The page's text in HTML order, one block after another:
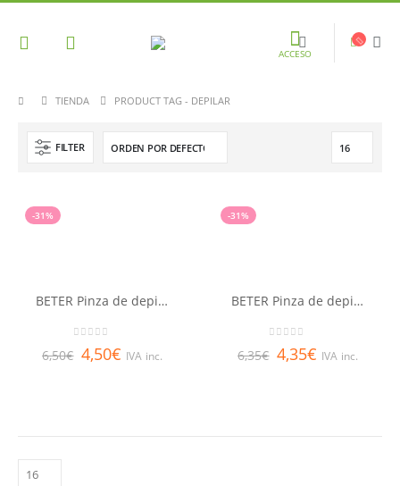
ACCESO
TIENDA PRODUCT TAG - DEPILAR
FILTER
-31%
BETER Pinza de depilar punta de cangrejo
6,50€ 4,50€ IVA inc.
-31%
BETER Pinza de depilar ergonómica Soft Touch
6,35€ 4,35€ IVA inc.